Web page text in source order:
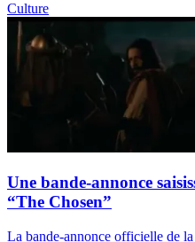
Culture
Une bande-annonce
“The Chosen”
La bande-annonce officielle de